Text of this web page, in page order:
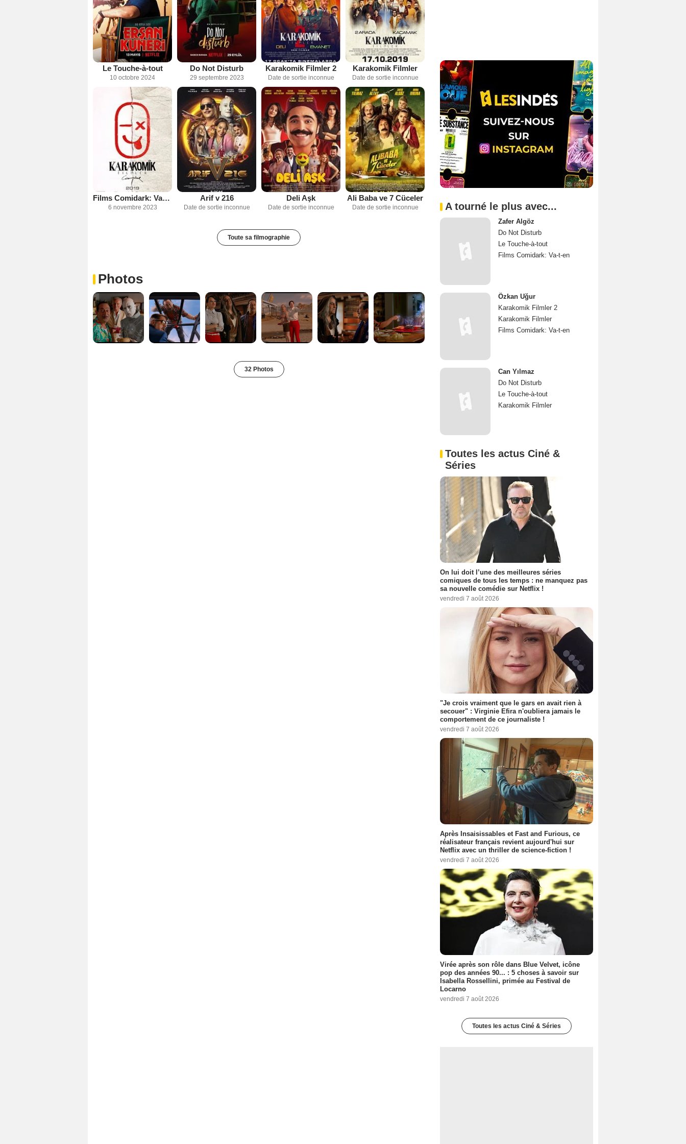
Le Touche-à-tout
10 octobre 2024
Do Not Disturb
29 septembre 2023
Karakomik Filmler 2
Date de sortie inconnue
Karakomik Filmler
Date de sortie inconnue
Films Comidark: Va-t-en
6 novembre 2023
Arif v 216
Date de sortie inconnue
Deli Aşk
Date de sortie inconnue
Ali Baba ve 7 Cüceler
Date de sortie inconnue
Toute sa filmographie
Photos
32 Photos
A tourné le plus avec...
Zafer Algöz
Do Not Disturb
Le Touche-à-tout
Films Comidark: Va-t-en
Özkan Uğur
Karakomik Filmler 2
Karakomik Filmler
Films Comidark: Va-t-en
Can Yılmaz
Do Not Disturb
Le Touche-à-tout
Karakomik Filmler
Toutes les actus Ciné &
Séries
On lui doit l’une des meilleures séries
comiques de tous les temps : ne manquez pas
sa nouvelle comédie sur Netflix !
vendredi 7 août 2026
"Je crois vraiment que le gars en avait rien à
secouer" : Virginie Efira n'oubliera jamais le
comportement de ce journaliste !
vendredi 7 août 2026
Après Insaisissables et Fast and Furious, ce
réalisateur français revient aujourd'hui sur
Netflix avec un thriller de science-fiction !
vendredi 7 août 2026
Virée après son rôle dans Blue Velvet, icône
pop des années 90... : 5 choses à savoir sur
Isabella Rossellini, primée au Festival de
Locarno
vendredi 7 août 2026
Toutes les actus Ciné & Séries